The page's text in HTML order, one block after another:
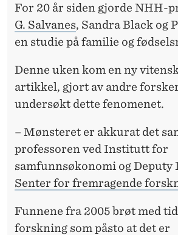
For 20 år siden gjorde NHH-
G. Salvanes, Sandra Black og
en studie på familie og
Denne uken kom en ny
artikkel, gjort av andre
undersøkt dette fenomenet.
– Mønsteret er akkurat det
professoren ved Institutt for
samfunnsøkonomi og Deputy
Senter for fremragende
Funnene fra 2005 brøt med
forskning som påsto at det er